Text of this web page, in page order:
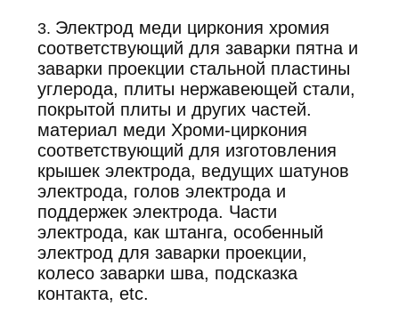
3. Электрод меди циркония хромия
соответствующий для заварки пятна и
заварки проекции стальной пластины
углерода, плиты нержавеющей стали,
покрытой плиты и других частей.
материал меди Хроми-циркония
соответствующий для изготовления
крышек электрода, ведущих шатунов
электрода, голов электрода и
поддержек электрода. Части
электрода, как штанга, особенный
электрод для заварки проекции,
колесо заварки шва, подсказка
контакта, etc.